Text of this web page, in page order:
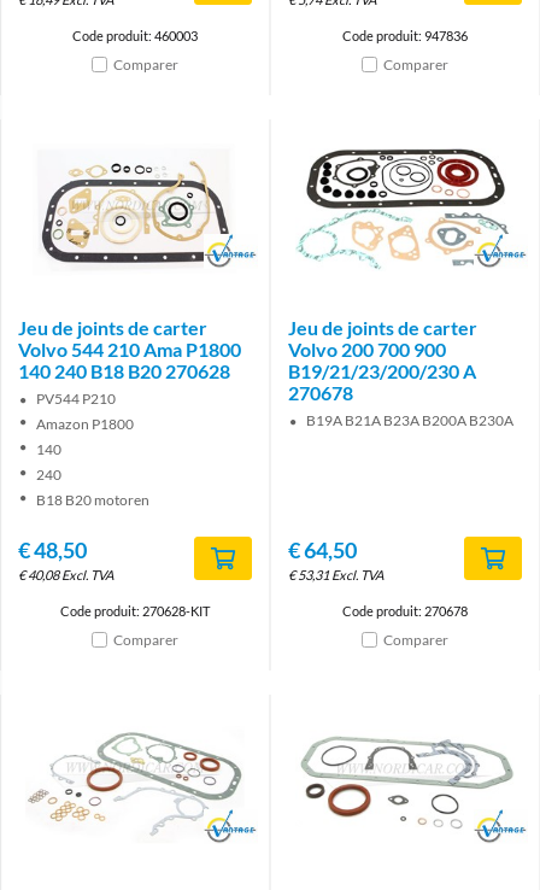
Code produit: 460003
Comparer
Code produit: 947836
Comparer
Brand
Jeu de joints de carter
Volvo 544 210 Ama P1800
140 240 B18 B20 270628
PV544 P210
Amazon P1800
140
240
B18 B20 motoren
€48,50
€40,08 Excl. TVA
Code produit: 270628-KIT
Comparer
Brand
Jeu de joints de carter
Volvo 200 700 900
B19/21/23/200/230 A
270678
B19A B21A B23A B200A B230A
€64,50
€53,31 Excl. TVA
Code produit: 270678
Comparer
Brand Brand